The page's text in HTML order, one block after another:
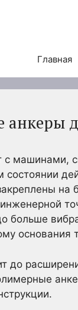
Главная
с
на
больше
до